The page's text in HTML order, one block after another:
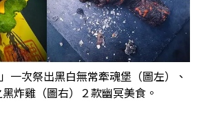
一次祭出黑白無常牽魂堡（圖左）、
炸雞（圖右）２款幽冥美食。